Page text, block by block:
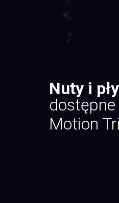
Nuty i
dostępne
Motion